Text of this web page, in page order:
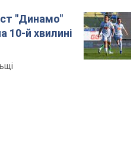
"Динамо"
10-й хвилині